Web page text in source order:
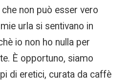
non può esser vero
urla si sentivano in
io non ho nulla per
È opportuno, siamo
di eretici, curata da caffè